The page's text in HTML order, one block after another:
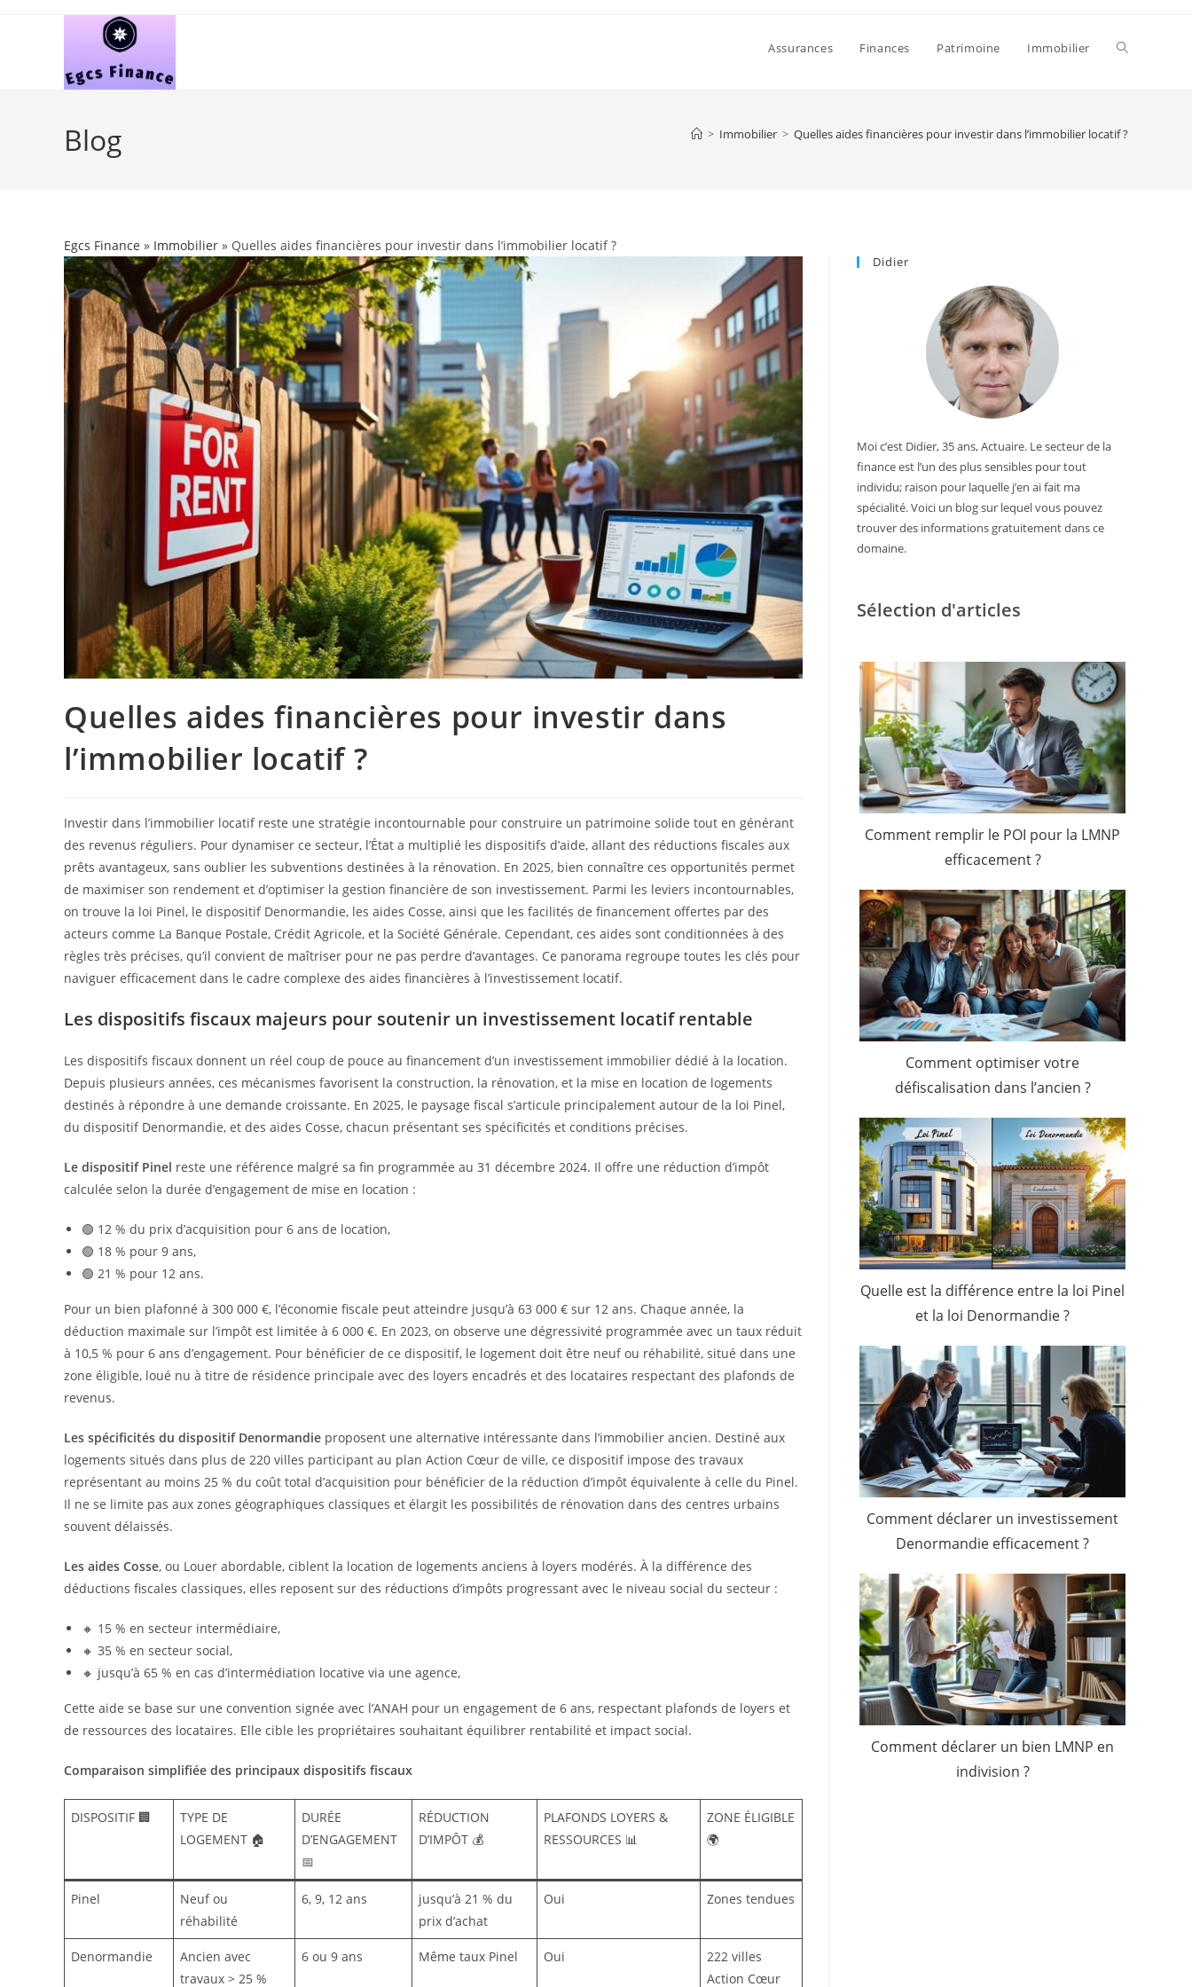
Assurances Finances Patrimoine Immobilier Toggle
Blog > Immobilier > Quelles aides financières pour investir dans l’immobilier locatif ?
Egcs Finance » Immobilier » Quelles aides financières pour investir dans l’immobilier locatif ?
Quelles aides financières pour investir dans
l’immobilier locatif ?
Investir dans l’immobilier locatif reste une stratégie incontournable pour construire un patrimoine solide tout en générant
des revenus réguliers. Pour dynamiser ce secteur, l’État a multiplié les dispositifs d’aide, allant des réductions fiscales aux
prêts avantageux, sans oublier les subventions destinées à la rénovation. En 2025, bien connaître ces opportunités permet
de maximiser son rendement et d’optimiser la gestion financière de son investissement. Parmi les leviers incontournables,
on trouve la loi Pinel, le dispositif Denormandie, les aides Cosse, ainsi que les facilités de financement offertes par des
acteurs comme La Banque Postale, Crédit Agricole, et la Société Générale. Cependant, ces aides sont conditionnées à des
règles très précises, qu’il convient de maîtriser pour ne pas perdre d’avantages. Ce panorama regroupe toutes les clés pour
naviguer efficacement dans le cadre complexe des aides financières à l’investissement locatif.
Les dispositifs fiscaux majeurs pour soutenir un investissement locatif rentable
Les dispositifs fiscaux donnent un réel coup de pouce au financement d’un investissement immobilier dédié à la location.
Depuis plusieurs années, ces mécanismes favorisent la construction, la rénovation, et la mise en location de logements
destinés à répondre à une demande croissante. En 2025, le paysage fiscal s’articule principalement autour de la loi Pinel,
du dispositif Denormandie, et des aides Cosse, chacun présentant ses spécificités et conditions précises.
Le dispositif Pinel reste une référence malgré sa fin programmée au 31 décembre 2024. Il offre une réduction d’impôt
calculée selon la durée d’engagement de mise en location :
🟢 12 % du prix d’acquisition pour 6 ans de location,
🟢 18 % pour 9 ans,
🟢 21 % pour 12 ans.
Pour un bien plafonné à 300 000 €, l’économie fiscale peut atteindre jusqu’à 63 000 € sur 12 ans. Chaque année, la
déduction maximale sur l’impôt est limitée à 6 000 €. En 2023, on observe une dégressivité programmée avec un taux réduit
à 10,5 % pour 6 ans d’engagement. Pour bénéficier de ce dispositif, le logement doit être neuf ou réhabilité, situé dans une
zone éligible, loué nu à titre de résidence principale avec des loyers encadrés et des locataires respectant des plafonds de
revenus.
Les spécificités du dispositif Denormandie proposent une alternative intéressante dans l’immobilier ancien. Destiné aux
logements situés dans plus de 220 villes participant au plan Action Cœur de ville, ce dispositif impose des travaux
représentant au moins 25 % du coût total d’acquisition pour bénéficier de la réduction d’impôt équivalente à celle du Pinel.
Il ne se limite pas aux zones géographiques classiques et élargit les possibilités de rénovation dans des centres urbains
souvent délaissés.
Les aides Cosse, ou Louer abordable, ciblent la location de logements anciens à loyers modérés. À la différence des
déductions fiscales classiques, elles reposent sur des réductions d’impôts progressant avec le niveau social du secteur :
🔸 15 % en secteur intermédiaire,
🔸 35 % en secteur social,
🔸 jusqu’à 65 % en cas d’intermédiation locative via une agence,
Cette aide se base sur une convention signée avec l’ANAH pour un engagement de 6 ans, respectant plafonds de loyers et
de ressources des locataires. Elle cible les propriétaires souhaitant équilibrer rentabilité et impact social.
Comparaison simplifiée des principaux dispositifs fiscaux
DISPOSITIF 🏢
TYPE DE
LOGEMENT 🏠
DURÉE
D’ENGAGEMENT
📅
RÉDUCTION
D’IMPÔT 💰
PLAFONDS LOYERS &
RESSOURCES 📊
ZONE ÉLIGIBLE
🌍
Pinel
Neuf ou
réhabilité
6, 9, 12 ans
jusqu’à 21 % du
prix d’achat
Oui Zones tendues
Denormandie
Ancien avec
travaux > 25 %
6 ou 9 ans Même taux Pinel Oui
222 villes
Action Cœur
Didier
Moi c’est Didier, 35 ans, Actuaire. Le secteur de la
finance est l’un des plus sensibles pour tout
individu; raison pour laquelle j’en ai fait ma
spécialité. Voici un blog sur lequel vous pouvez
trouver des informations gratuitement dans ce
domaine.
Sélection d'articles
Comment remplir le POI pour la LMNP
efficacement ?
Comment optimiser votre
défiscalisation dans l’ancien ?
Quelle est la différence entre la loi Pinel
et la loi Denormandie ?
Comment déclarer un investissement
Denormandie efficacement ?
Comment déclarer un bien LMNP en
indivision ?